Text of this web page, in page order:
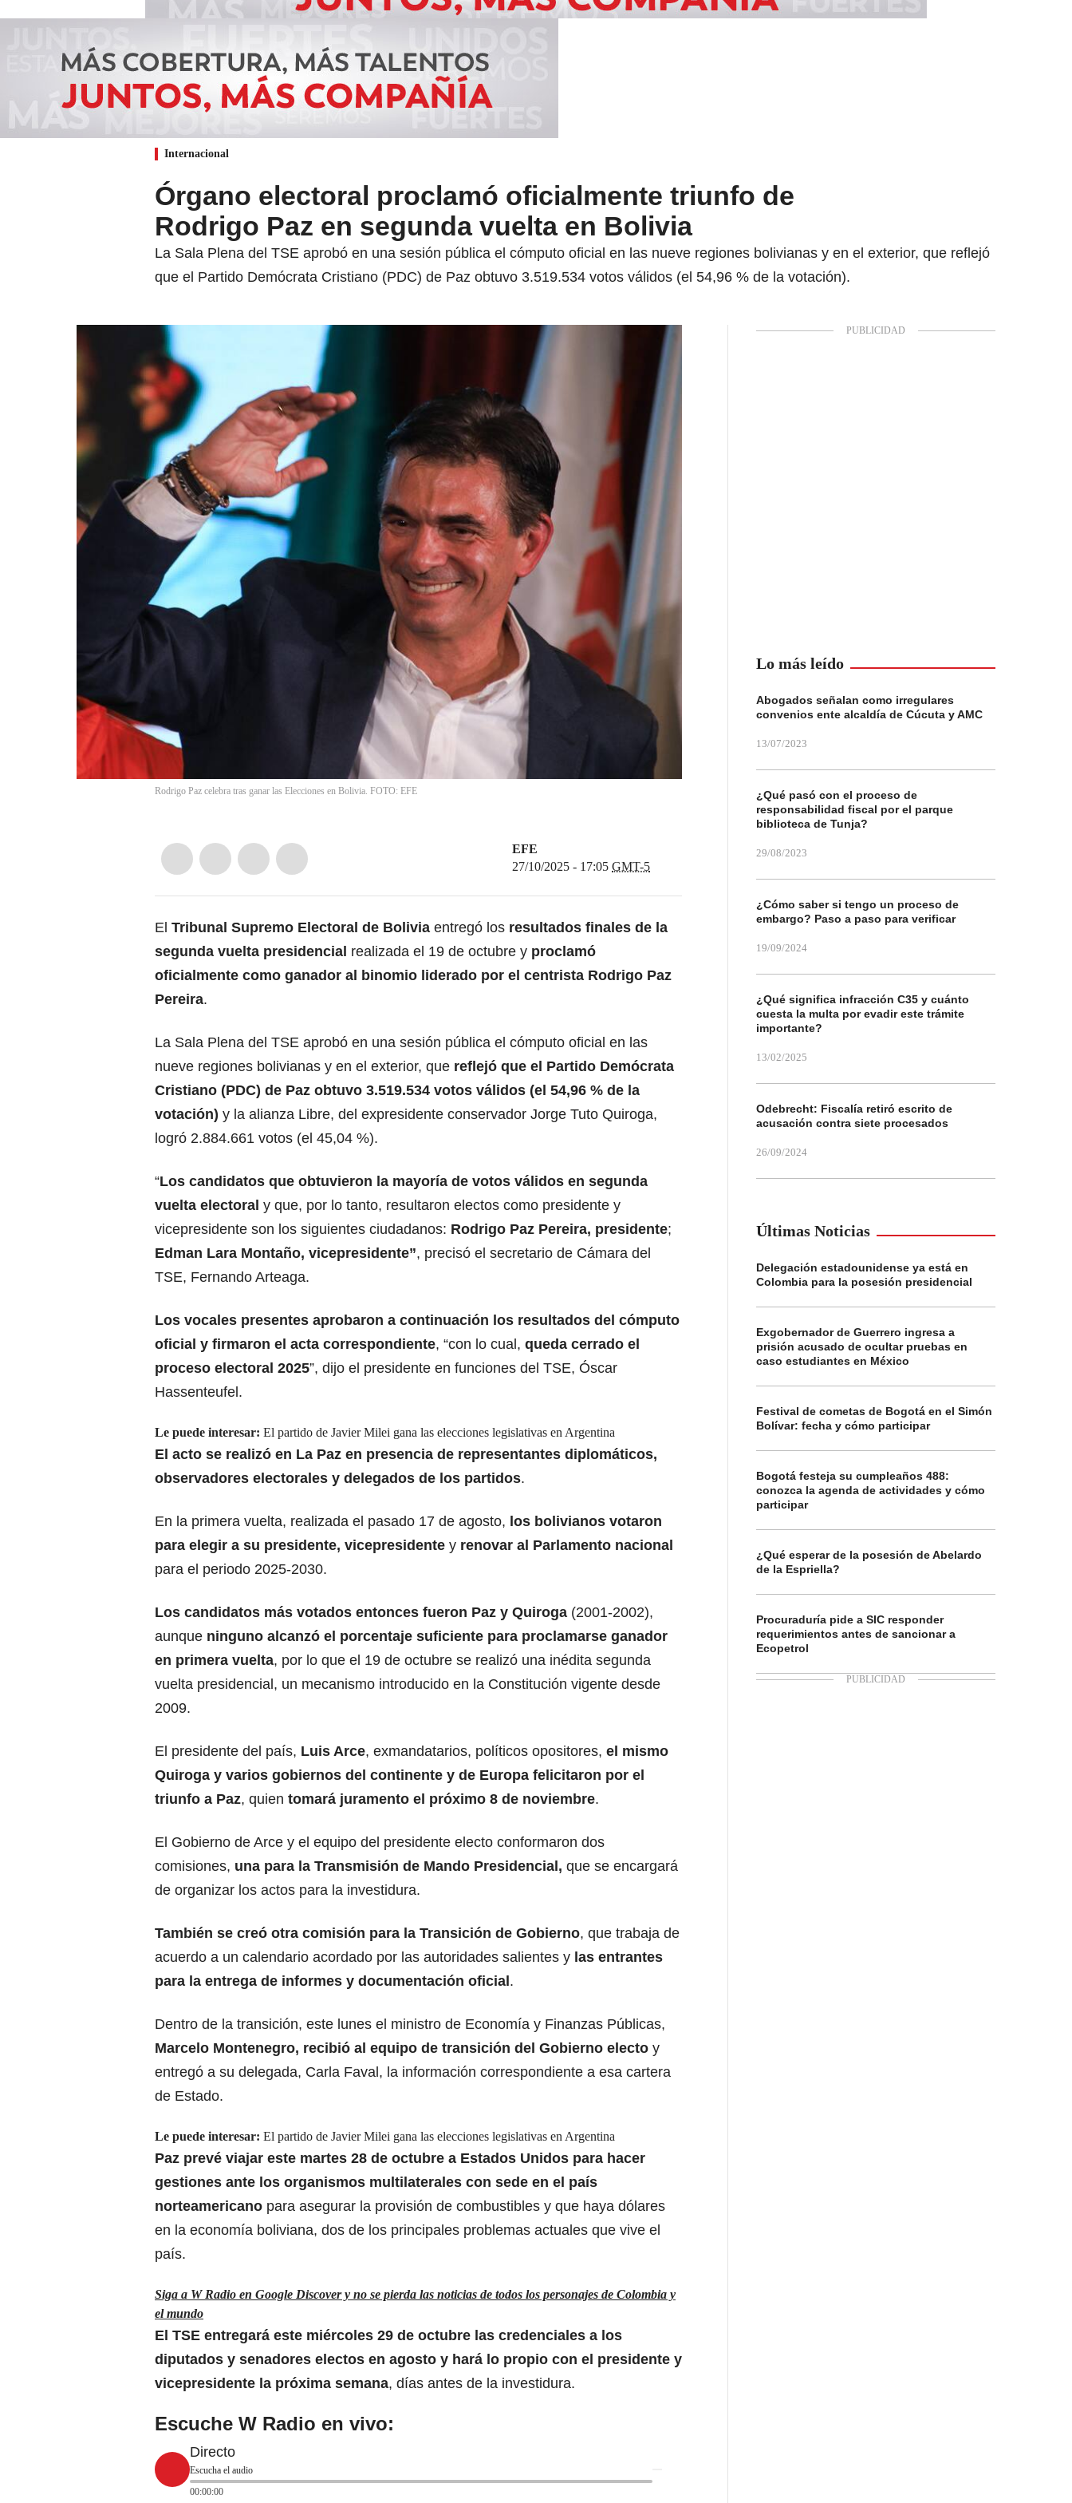
Internacional
Órgano electoral proclamó oficialmente triunfo de
Rodrigo Paz en segunda vuelta en Bolivia
La Sala Plena del TSE aprobó en una sesión pública el cómputo oficial en las nueve regiones bolivianas y en el exterior, que reflejó
que el Partido Demócrata Cristiano (PDC) de Paz obtuvo 3.519.534 votos válidos (el 54,96 % de la votación).
Rodrigo Paz celebra tras ganar las Elecciones en Bolivia. FOTO: EFE
EFE
27/10/2025 - 17:05 GMT-5
El Tribunal Supremo Electoral de Bolivia entregó los resultados finales de la
segunda vuelta presidencial realizada el 19 de octubre y proclamó
oficialmente como ganador al binomio liderado por el centrista Rodrigo Paz
Pereira.
La Sala Plena del TSE aprobó en una sesión pública el cómputo oficial en las
nueve regiones bolivianas y en el exterior, que reflejó que el Partido Demócrata
Cristiano (PDC) de Paz obtuvo 3.519.534 votos válidos (el 54,96 % de la
votación) y la alianza Libre, del expresidente conservador Jorge Tuto Quiroga,
logró 2.884.661 votos (el 45,04 %).
“Los candidatos que obtuvieron la mayoría de votos válidos en segunda
vuelta electoral y que, por lo tanto, resultaron electos como presidente y
vicepresidente son los siguientes ciudadanos: Rodrigo Paz Pereira, presidente;
Edman Lara Montaño, vicepresidente”, precisó el secretario de Cámara del
TSE, Fernando Arteaga.
Los vocales presentes aprobaron a continuación los resultados del cómputo
oficial y firmaron el acta correspondiente, “con lo cual, queda cerrado el
proceso electoral 2025”, dijo el presidente en funciones del TSE, Óscar
Hassenteufel.
Le puede interesar: El partido de Javier Milei gana las elecciones legislativas en Argentina
El acto se realizó en La Paz en presencia de representantes diplomáticos,
observadores electorales y delegados de los partidos.
En la primera vuelta, realizada el pasado 17 de agosto, los bolivianos votaron
para elegir a su presidente, vicepresidente y renovar al Parlamento nacional
para el periodo 2025-2030.
Los candidatos más votados entonces fueron Paz y Quiroga (2001-2002),
aunque ninguno alcanzó el porcentaje suficiente para proclamarse ganador
en primera vuelta, por lo que el 19 de octubre se realizó una inédita segunda
vuelta presidencial, un mecanismo introducido en la Constitución vigente desde
2009.
El presidente del país, Luis Arce, exmandatarios, políticos opositores, el mismo
Quiroga y varios gobiernos del continente y de Europa felicitaron por el
triunfo a Paz, quien tomará juramento el próximo 8 de noviembre.
El Gobierno de Arce y el equipo del presidente electo conformaron dos
comisiones, una para la Transmisión de Mando Presidencial, que se encargará
de organizar los actos para la investidura.
También se creó otra comisión para la Transición de Gobierno, que trabaja de
acuerdo a un calendario acordado por las autoridades salientes y las entrantes
para la entrega de informes y documentación oficial .
Dentro de la transición, este lunes el ministro de Economía y Finanzas Públicas,
Marcelo Montenegro, recibió al equipo de transición del Gobierno electo y
entregó a su delegada, Carla Faval, la información correspondiente a esa cartera
de Estado.
Le puede interesar: El partido de Javier Milei gana las elecciones legislativas en Argentina
Paz prevé viajar este martes 28 de octubre a Estados Unidos para hacer
gestiones ante los organismos multilaterales con sede en el país
norteamericano para asegurar la provisión de combustibles y que haya dólares
en la economía boliviana, dos de los principales problemas actuales que vive el
país.
Siga a W Radio en Google Discover y no se pierda las noticias de todos los personajes de Colombia y
el mundo
El TSE entregará este miércoles 29 de octubre las credenciales a los
diputados y senadores electos en agosto y hará lo propio con el presidente y
vicepresidente la próxima semana, días antes de la investidura.
Escuche W Radio en vivo:
Directo
Escucha el audio
00:00:00
Lo más leído
Abogados señalan como irregulares
convenios ente alcaldía de Cúcuta y AMC
13/07/2023
¿Qué pasó con el proceso de
responsabilidad fiscal por el parque
biblioteca de Tunja?
29/08/2023
¿Cómo saber si tengo un proceso de
embargo? Paso a paso para verificar
19/09/2024
¿Qué significa infracción C35 y cuánto
cuesta la multa por evadir este trámite
importante?
13/02/2025
Odebrecht: Fiscalía retiró escrito de
acusación contra siete procesados
26/09/2024
Últimas Noticias
Delegación estadounidense ya está en
Colombia para la posesión presidencial
Exgobernador de Guerrero ingresa a
prisión acusado de ocultar pruebas en
caso estudiantes en México
Festival de cometas de Bogotá en el Simón
Bolívar: fecha y cómo participar
Bogotá festeja su cumpleaños 488:
conozca la agenda de actividades y cómo
participar
¿Qué esperar de la posesión de Abelardo
de la Espriella?
Procuraduría pide a SIC responder
requerimientos antes de sancionar a
Ecopetrol